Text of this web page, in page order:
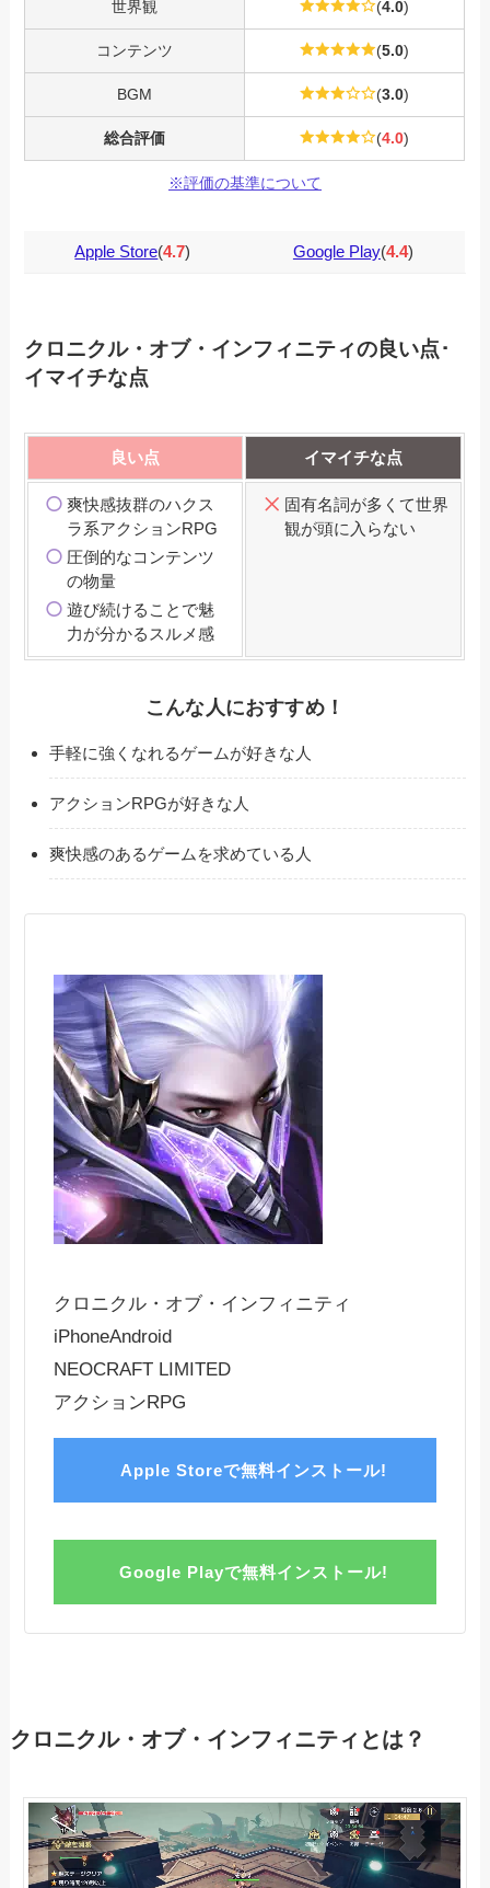
世界観 (4.0)
コンテンツ (5.0)
BGM (3.0)
総合評価 (4.0)
※評価の基準について
Apple Store(4.7) Google Play(4.4)
クロニクル・オブ・インフィニティの良い点･
イマイチな点
良い点 イマイチな点
爽快感抜群のハクス
ラ系アクションRPG
圧倒的なコンテンツ
の物量
遊び続けることで魅
力が分かるスルメ感
固有名詞が多くて世界
観が頭に入らない
こんな人におすすめ！
手軽に強くなれるゲームが好きな人
アクションRPGが好きな人
爽快感のあるゲームを求めている人
クロニクル・オブ・インフィニティ
iPhoneAndroid
NEOCRAFT LIMITED
アクションRPG
Apple Storeで無料インストール!
Google Playで無料インストール!
クロニクル・オブ・インフィニティとは？